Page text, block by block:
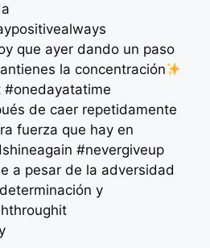
que ayer dando un paso
la concentración
de caer repetidamente
fuerza que hay en
#nevergiveup
a pesar de la adversidad
y